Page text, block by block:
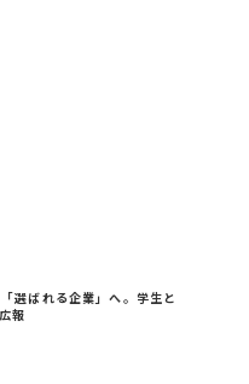
選ばれる企業」へ。学生と
報